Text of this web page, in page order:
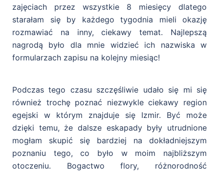
zajęciach przez wszystkie 8 miesięcy dlatego
starałam się by każdego tygodnia mieli okazję
rozmawiać na inny, ciekawy temat. Najlepszą
nagrodą było dla mnie widzieć ich nazwiska w
formularzach zapisu na kolejny miesiąc!
Podczas tego czasu szczęśliwie udało się mi się
również trochę poznać niezwykle ciekawy region
egejski w którym znajduje się Izmir. Być może
dzięki temu, że dalsze eskapady były utrudnione
mogłam skupić się bardziej na dokładniejszym
poznaniu tego, co było w moim najbliższym
otoczeniu. Bogactwo flory, różnorodność